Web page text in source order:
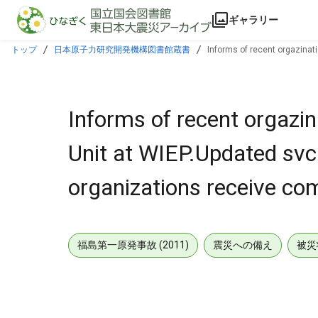
本文に飛ぶ
ギャラリー
トップ 日本原子力研究開発機構図書館蔵書
Informs of recent
Informs of recent
Unit at WIEP.Updated
organizations receive
福島第一原発事故 (2011) 震災への備え 被災